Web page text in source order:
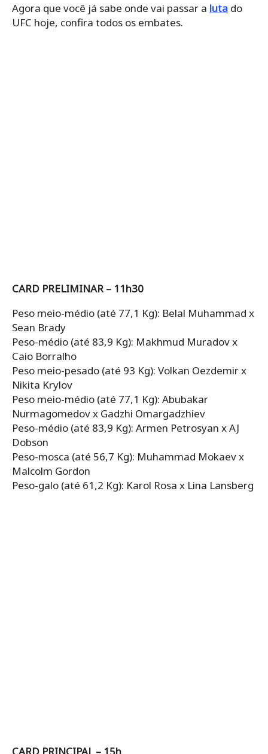
Agora que você já sabe onde vai passar a luta do
UFC hoje, confira todos os embates.
CARD PRELIMINAR – 11h30
Peso meio-médio (até 77,1 Kg): Belal Muhammad x
Sean Brady
Peso-médio (até 83,9 Kg): Makhmud Muradov x
Caio Borralho
Peso meio-pesado (até 93 Kg): Volkan Oezdemir x
Nikita Krylov
Peso meio-médio (até 77,1 Kg): Abubakar
Nurmagomedov x Gadzhi Omargadzhiev
Peso-médio (até 83,9 Kg): Armen Petrosyan x AJ
Dobson
Peso-mosca (até 56,7 Kg): Muhammad Mokaev x
Malcolm Gordon
Peso-galo (até 61,2 Kg): Karol Rosa x Lina Lansberg